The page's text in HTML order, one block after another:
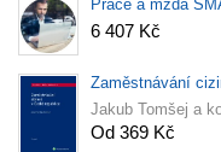
Práce a mzda
6 407 Kč
Zaměstnávání
Jakub Tomšej a
Od 369 Kč